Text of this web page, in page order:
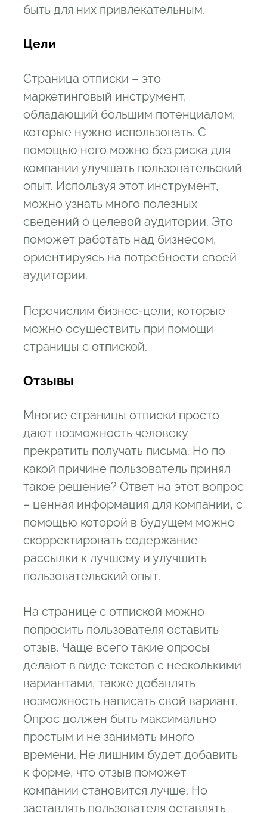
быть для них привлекательным.
Цели
Страница отписки – это
маркетинговый инструмент,
обладающий большим потенциалом,
которые нужно использовать. С
помощью него можно без риска для
компании улучшать пользовательский
опыт. Используя этот инструмент,
можно узнать много полезных
сведений о целевой аудитории. Это
поможет работать над бизнесом,
ориентируясь на потребности своей
аудитории.
Перечислим бизнес-цели, которые
можно осуществить при помощи
страницы с отпиской.
Отзывы
Многие страницы отписки просто
дают возможность человеку
прекратить получать письма. Но по
какой причине пользователь принял
такое решение? Ответ на этот вопрос
– ценная информация для компании, с
помощью которой в будущем можно
скорректировать содержание
рассылки к лучшему и улучшить
пользовательский опыт.
На странице с отпиской можно
попросить пользователя оставить
отзыв. Чаще всего такие опросы
делают в виде текстов с несколькими
вариантами, также добавлять
возможность написать свой вариант.
Опрос должен быть максимально
простым и не занимать много
времени. Не лишним будет добавить
к форме, что отзыв поможет
компании становится лучше. Но
заставлять пользователя оставлять